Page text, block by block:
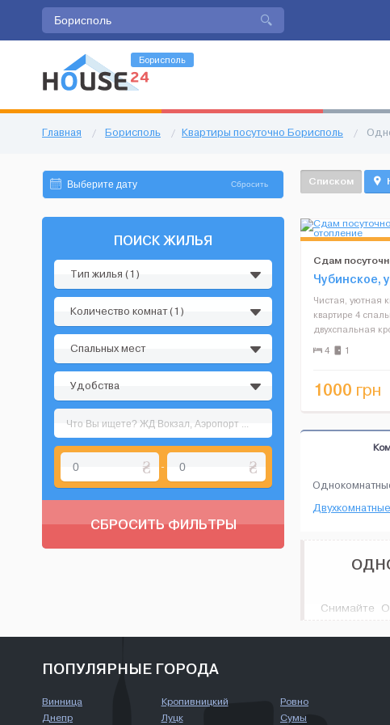
Борисполь
Главная / Борисполь / Квартиры посуточно Борисполь /
Сбросить
ПОИСК ЖИЛЬЯ
Тип жилья (1)
Количество комнат (1)
Спальных мест
Удобства
-
СБРОСИТЬ ФИЛЬТРЫ
Списком
Сдам
Чубинское,
Чистая, уютная
квартире 4
двухспальная
кухне-студии).
посуда и все
4 1
1000 грн
Двухкомнатные
Снимайте
ПОПУЛЯРНЫЕ ГОРОДА
Винница
Днепр
Кропивницкий
Луцк
Ровно
Сумы